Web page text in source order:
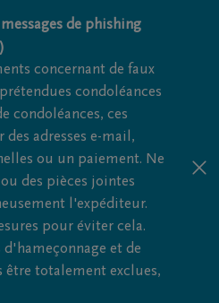
de phishing
concernant de faux
condoléances
condoléances, ces
des adresses e-mail,
ou un paiement. Ne
des pièces jointes
l'expéditeur.
pour éviter cela.
et de
être totalement exclues,